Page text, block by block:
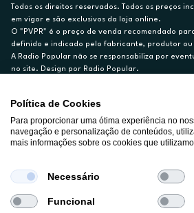
Todos os direitos reservados. Todos os preços
em vigor e são exclusivos da loja online.
O "PVPR" é o preço de venda recomendado
definido e indicado pelo fabricante, produtor
A Radio Popular não se responsabiliza por
no site. Design por Radio Popular.
Ex. para limite de crédito de €1.500, reembolsado
14,79%.
Crédito sujeito a aprovação pelo Cetelem, marca
Finance, S.A., Sucursal em Portugal. Informe-se
A Rádio Popular – Eletrodomésticos S.A. (Registo
intermediário de crédito a título acessório e com
BdP 2314.)
Política de Cookies
Para proporcionar uma ótima experiência no
navegação e personalização de conteúdos,
mais informações sobre os cookies que
Necessário
Funcional